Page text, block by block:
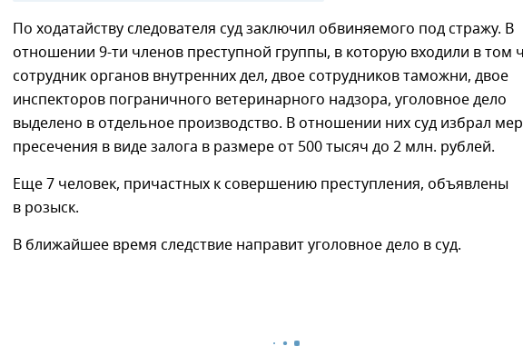
По ходатайству следователя суд заключил обвиняемого под стражу. В
отношении 9-ти членов преступной группы, в которую входили в том
сотрудник органов внутренних дел, двое сотрудников таможни, двое
инспекторов пограничного ветеринарного надзора, уголовное дело
выделено в отдельное производство. В отношении них суд избрал
пресечения в виде залога в размере от 500 тысяч до 2 млн. рублей.
Еще 7 человек, причастных к совершению преступления, объявлены
в розыск.
В ближайшее время следствие направит уголовное дело в суд.